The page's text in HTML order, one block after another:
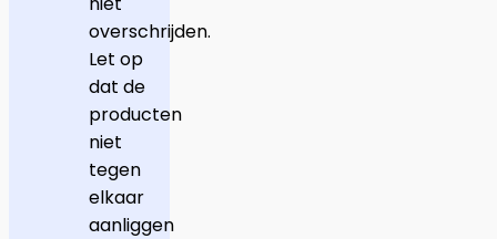
overschrijden.
Let op
dat de
producten
niet
tegen
elkaar
aanliggen